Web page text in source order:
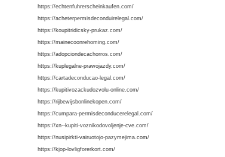
https://echtenfuhrerscheinkaufen.com/
https://acheterpermisdeconduirelegal.com/
https://koupitridicsky-prukaz.com/
https://mainecoonrehoming.com/
https://adopciondecachorros.com/
https://kuplegalne-prawojazdy.com/
https://cartadeconducao-legal.com/
https://kupitivozackudozvolu-online.com/
https://rijbewijsbonlinekopen.com/
https://cumpara-permisdeconducerelegal.com/
https://xn--kupiti-voznikodovoljenje-cve.com/
https://nusipirkti-vairuotojo-pazymejima.com/
https://kjop-lovligforerkort.com/